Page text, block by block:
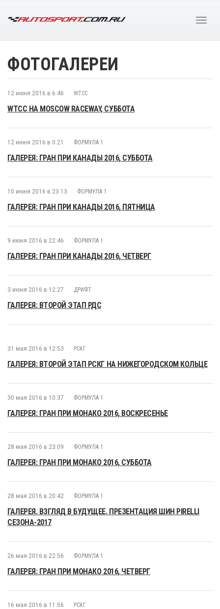
ФОТОГАЛЕРЕИ
12 июня 2016 в 6:46 WTCC
WTCC НА MOSCOW RACEWAY, СУББОТА
12 июня 2016 в 0:21 ФОРМУЛА 1
ГАЛЕРЕЯ: ГРАН ПРИ КАНАДЫ 2016, СУББОТА
10 июня 2016 в 23:13 ФОРМУЛА 1
ГАЛЕРЕЯ: ГРАН ПРИ КАНАДЫ 2016, ПЯТНИЦА
9 июня 2016 в 22:46 ФОРМУЛА 1
ГАЛЕРЕЯ: ГРАН ПРИ КАНАДЫ 2016, ЧЕТВЕРГ
3 июня 2016 в 12:27 ДРИФТ
ГАЛЕРЕЯ: ВТОРОЙ ЭТАП РДС
31 мая 2016 в 12:53 РСКГ
ГАЛЕРЕЯ: ВТОРОЙ ЭТАП РСКГ НА НИЖЕГОРОДСКОМ КОЛЬЦЕ
30 мая 2016 в 10:37 ФОРМУЛА 1
ГАЛЕРЕЯ: ГРАН ПРИ МОНАКО 2016, ВОСКРЕСЕНЬЕ
28 мая 2016 в 23:09 ФОРМУЛА 1
ГАЛЕРЕЯ: ГРАН ПРИ МОНАКО 2016, СУББОТА
28 мая 2016 в 20:42 ФОРМУЛА 1
ГАЛЕРЕЯ. ВЗГЛЯД В БУДУЩЕЕ. ПРЕЗЕНТАЦИЯ ШИН PIRELLI
СЕЗОНА-2017
26 мая 2016 в 22:56 ФОРМУЛА 1
ГАЛЕРЕЯ: ГРАН ПРИ МОНАКО 2016, ЧЕТВЕРГ
16 мая 2016 в 11:56 РСКГ